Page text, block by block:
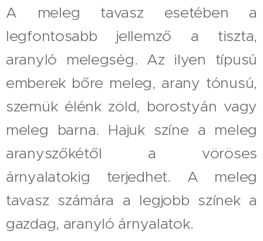
A meleg tavasz esetében a
legfontosabb jellemző a tiszta,
aranyló melegség. Az ilyen típusú
emberek bőre meleg, arany tónusú,
szemük élénk zöld, borostyán vagy
meleg barna. Hajuk színe a meleg
aranyszőkétől a vöröses
árnyalatokig terjedhet. A meleg
tavasz számára a legjobb színek a
gazdag, aranyló árnyalatok.